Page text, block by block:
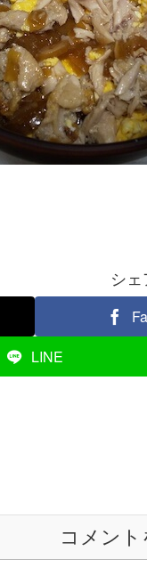
シ
LINE
コメン